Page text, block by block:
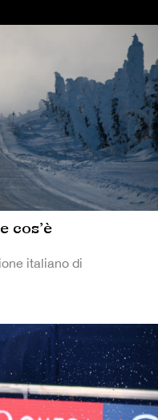
cos’è
italiano di